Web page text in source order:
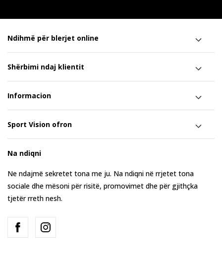
Ndihmë për blerjet online
Shërbimi ndaj klientit
Informacion
Sport Vision ofron
Na ndiqni
Ne ndajmë sekretet tona me ju. Na ndiqni në rrjetet tona
sociale dhe mësoni për risitë, promovimet dhe për gjithçka
tjetër rreth nesh.